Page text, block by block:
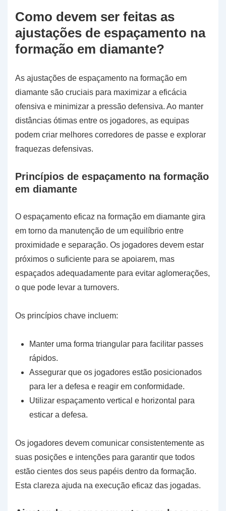
Como devem ser feitas as
ajustações de espaçamento na
formação em diamante?
As ajustações de espaçamento na formação em
diamante são cruciais para maximizar a eficácia
ofensiva e minimizar a pressão defensiva. Ao manter
distâncias ótimas entre os jogadores, as equipas
podem criar melhores corredores de passe e explorar
fraquezas defensivas.
Princípios de espaçamento na formação
em diamante
O espaçamento eficaz na formação em diamante gira
em torno da manutenção de um equilíbrio entre
proximidade e separação. Os jogadores devem estar
próximos o suficiente para se apoiarem, mas
espaçados adequadamente para evitar aglomerações,
o que pode levar a turnovers.
Os princípios chave incluem:
Manter uma forma triangular para facilitar passes
rápidos.
Assegurar que os jogadores estão posicionados
para ler a defesa e reagir em conformidade.
Utilizar espaçamento vertical e horizontal para
esticar a defesa.
Os jogadores devem comunicar consistentemente as
suas posições e intenções para garantir que todos
estão cientes dos seus papéis dentro da formação.
Esta clareza ajuda na execução eficaz das jogadas.